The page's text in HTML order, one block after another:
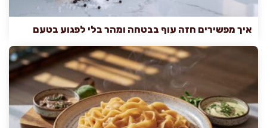
איך מפשירים חזה עוף בבטחה ומהר בלי לפגוע בטעם